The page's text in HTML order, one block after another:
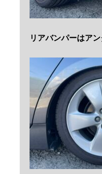
リアバンパーはア